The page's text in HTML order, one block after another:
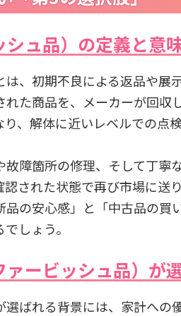
ュ品）の定義と意
、初期不良による返品や展
た商品を、メーカーが回収
、解体に近いレベルでの点
障箇所の修理、そして丁寧
された状態で再び市場に送
の安心感」と「中古品の買
しょう。
ービッシュ品）が
ばれる背景には、家計への